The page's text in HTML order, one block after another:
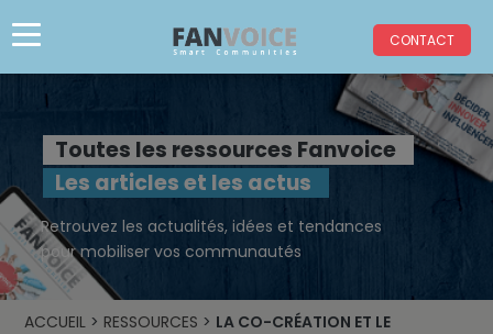
CONTACT
Toutes les ressources Fanvoice
Les articles et les actus
Retrouvez les actualités, idées et tendances
pour mobiliser vos communautés
ACCUEIL> RESSOURCES > LA CO-CRÉATION ET LE